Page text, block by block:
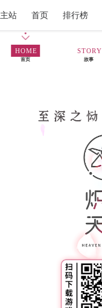
主站 首页 排行榜
HOME
首页
STORY
故事